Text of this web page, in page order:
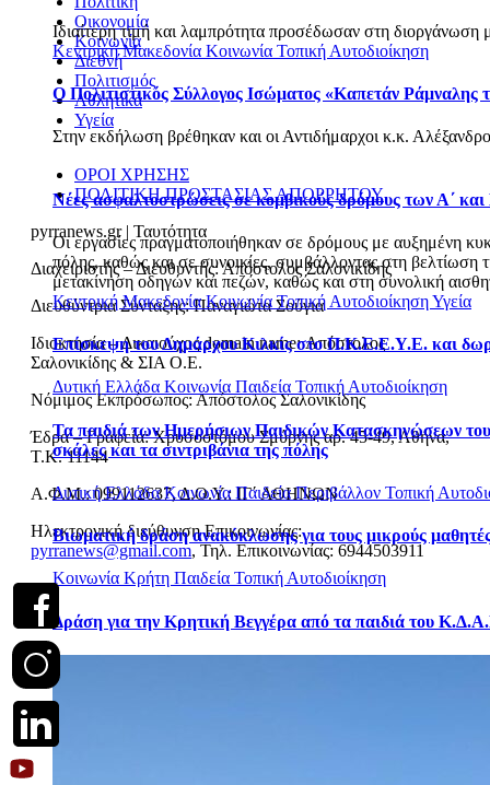
Ιδιαίτερη τιμή και λαμπρότητα προσέδωσαν στη διοργάνωση
Κεντρική Μακεδονία Κοινωνία Τοπική Αυτοδιοίκηση
Ο Πολιτιστικός Σύλλογος Ισώματος «Καπετάν Ράμναλης
Στην εκδήλωση βρέθηκαν και οι Αντιδήμαρχοι κ.κ.
Νέες ασφαλτοστρώσεις σε κομβικούς δρόμους των Α΄
Οι εργασίες πραγματοποιήθηκαν σε δρόμους με αυξημένη
πόλης, καθώς και σε συνοικίες, συμβάλλοντας στη
μετακίνηση οδηγών και πεζών, καθώς και στη συνολική
Κεντρική ΜακεδονίαΚοινωνίαΤοπική ΑυτοδιοίκησηΥγεία
Επίσκεψη του Δημάρχου Κιλκίς στο Π.Κ.Ε.Ε.Υ.Ε. και
Δυτική Ελλάδα Κοινωνία Παιδεία Τοπική Αυτοδιοίκηση
Τα παιδιά των Ημερήσιων Παιδικών Κατασκηνώσεων
σκάλες και τα σιντριβάνια της πόλης
Δυτική ΕλλάδαΚοινωνία ΠαιδείαΠεριβάλλον Τοπική
Βιωματική δράση ανακύκλωσης για τους μικρούς
Κοινωνία Κρήτη Παιδεία Τοπική Αυτοδιοίκηση
Δράση για την Κρητική Βεγγέρα από τα παιδιά του
Οικονομία
Κοινωνία
Διεθνή
Πολιτισμός
Αθλητικά
Υγεία
ΟΡΟΙ ΧΡΗΣΗΣ
ΠΟΛΙΤΙΚΗ ΠΡΟΣΤΑΣΙΑΣ ΑΠΟΡΡΗΤΟΥ
pyrranews.gr | Ταυτότητα
Διαχειριστής – Διευθυντής: Απόστολος Σαλονικίδης
Διευθύντρια Σύνταξης: Παναγιώτα Σούγια
Ιδιοκτησία – Δικαιούχος domain name: Απόστολος
Σαλονικίδης & ΣΙΑ Ο.Ε.
Νόμιμος Εκπρόσωπος: Απόστολος Σαλονικίδης
Έδρα – Γραφεία: Χρυσοστόμου Σμύρνης αρ. 45-49, Αθήνα,
Τ.Κ. 11144
Α.Φ.Μ.: 099112637, Δ.Ο.Υ.: ΙΓ΄ ΑΘΗΝΩΝ
Ηλεκτρονική διεύθυνση Επικοινωνίας:
pyrranews@gmail.com, Τηλ. Επικοινωνίας: 6944503911